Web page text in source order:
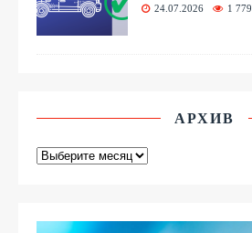
24.07.2026 1 779
АРХИВ